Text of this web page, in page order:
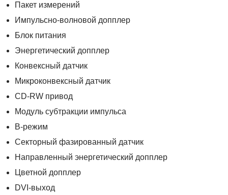
Пакет измерений
Импульсно-волновой допплер
Блок питания
Энергетический допплер
Конвексный датчик
Микроконвексный датчик
CD-RW привод
Модуль субтракции импульса
B-режим
Секторный фазированный датчик
Направленный энергетический допплер
Цветной допплер
DVI-выход